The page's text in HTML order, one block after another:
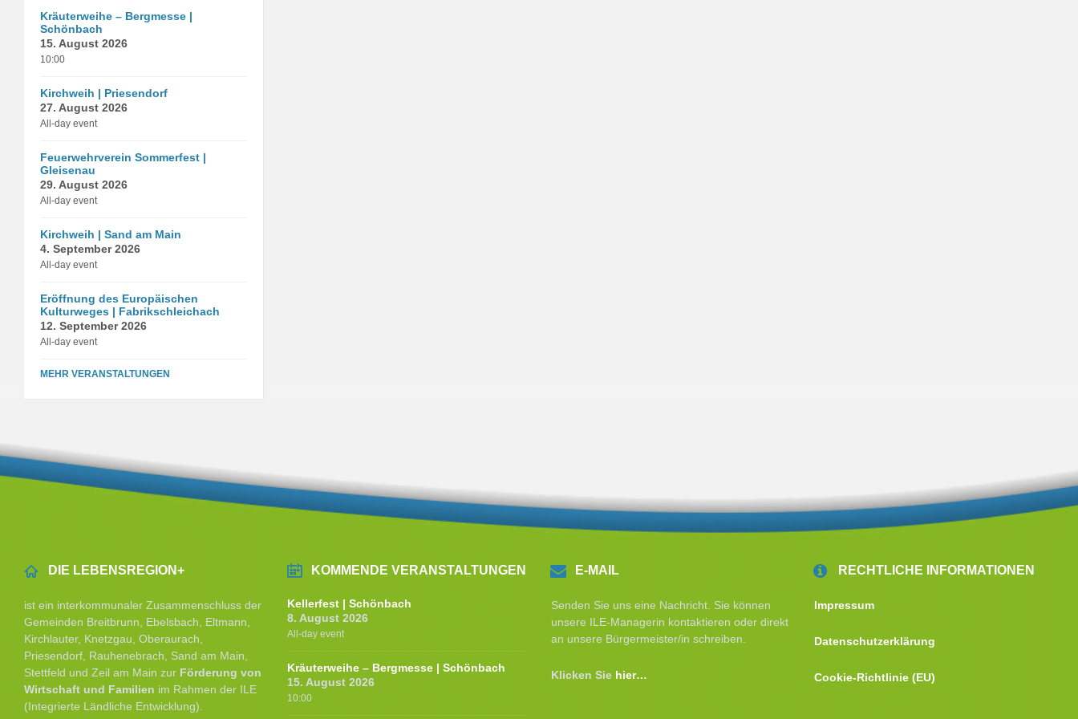
Kräuterweihe – Bergmesse |
Schönbach
15. August 2026
10:00
Kirchweih | Priesendorf
27. August 2026
All-day event
Feuerwehrverein Sommerfest |
Gleisenau
29. August 2026
All-day event
Kirchweih | Sand am Main
4. September 2026
All-day event
Eröffnung des Europäischen
Kulturweges | Fabrikschleichach
12. September 2026
All-day event
MEHR VERANSTALTUNGEN
DIE LEBENSREGION+
ist ein interkommunaler Zusammenschluss der
Gemeinden Breitbrunn, Ebelsbach, Eltmann,
Kirchlauter, Knetzgau, Oberaurach,
Priesendorf, Rauhenebrach, Sand am Main,
Stettfeld und Zeil am Main zur Förderung von
Wirtschaft und Familien im Rahmen der ILE
(Integrierte Ländliche Entwicklung).
KOMMENDE VERANSTALTUNGEN
Kellerfest | Schönbach
8. August 2026
All-day event
Kräuterweihe – Bergmesse | Schönbach
15. August 2026
10:00
E-MAIL
Senden Sie uns eine Nachricht. Sie können
unsere ILE-Managerin kontaktieren oder direkt
an unsere Bürgermeister/in schreiben.
Klicken Sie hier…
RECHTLICHE INFORMATIONEN
Impressum
Datenschutzerklärung
Cookie-Richtlinie (EU)